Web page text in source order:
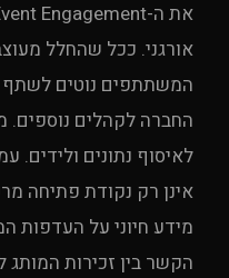
אורגני. ככל שהחלל
המשתתפים נוטים לשתף
החברה לקהלים
לאיסוף נתונים ולידים.
אינן רק נקודת פתיחה
מידע חיוני על העדפות
הקשר בין זכירות המותג